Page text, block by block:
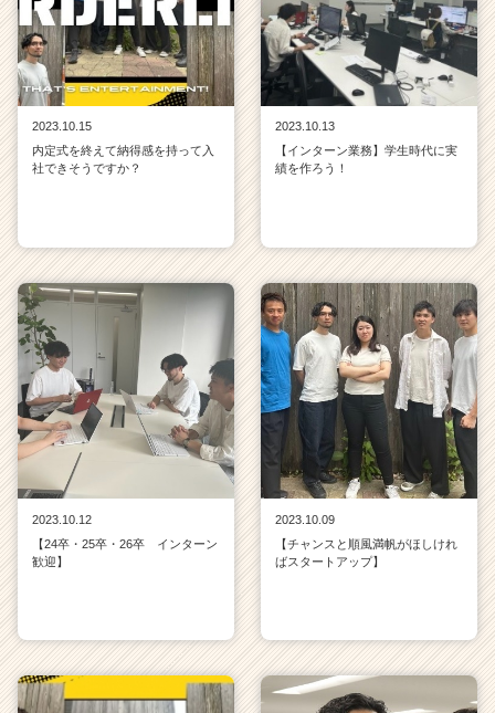
2023.10.15
内定式を終えて納得感を持って入
社できそうですか？
2023.10.13
【インターン業務】学生時代に実
績を作ろう！
2023.10.12
【24卒・25卒・26卒 インターン
歓迎】
2023.10.09
【チャンスと順風満帆がほしけれ
ばスタートアップ】